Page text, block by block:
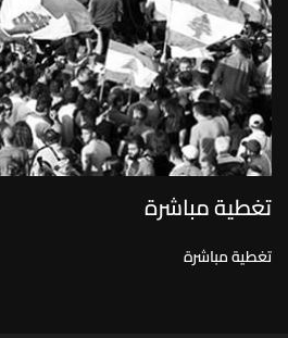
تغطية مباشرة
تغطية مباشرة